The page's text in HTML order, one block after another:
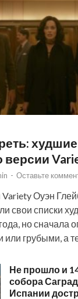
версии
- Оставьте
Variety Оуэн
свои списки
но сначала
грубыми, а
Не прошло и
собора
Испании